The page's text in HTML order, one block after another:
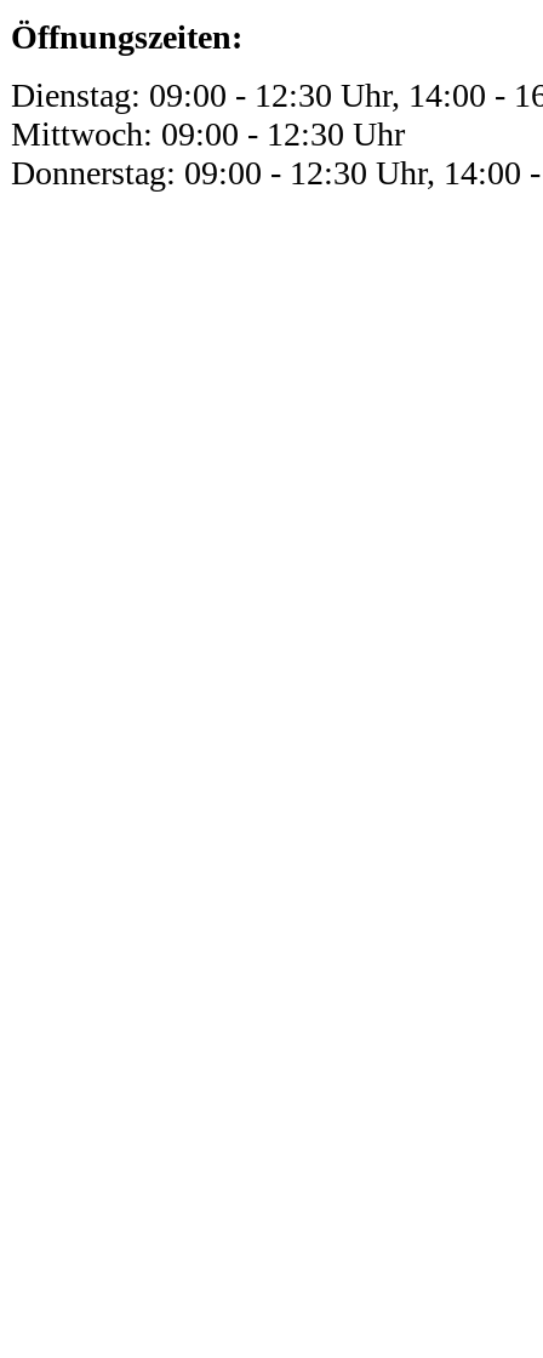
Öffnungszeiten:
Dienstag: 09:00 - 12:30 Uhr, 14:00 -
Mittwoch: 09:00 - 12:30 Uhr
Donnerstag: 09:00 - 12:30 Uhr, 14:00